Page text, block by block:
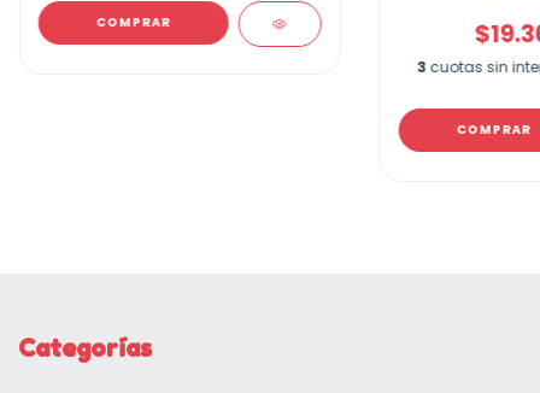
COMPRAR
3 cuotas sin
COMPRAR
Categorías